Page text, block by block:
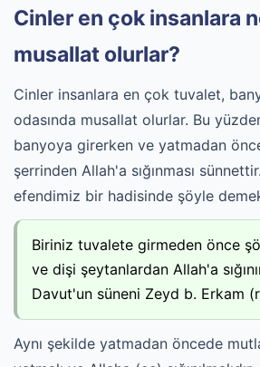
Cinler en çok insanlara
musallat olurlar?
Cinler insanlara en çok tuvalet,
odasında musallat olurlar. Bu
banyoya girerken ve yatmadan
şerrinden Allah'a sığınması
efendimiz bir hadisinde şöyle
Biriniz tuvalete girmeden önce
ve dişi şeytanlardan Allah'a
Davut'un süneni Zeyd b. Erkam
Aynı şekilde yatmadan öncede